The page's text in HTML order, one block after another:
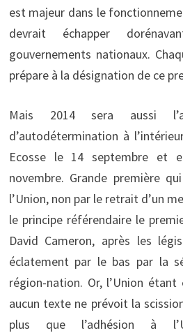
est majeur dans le
devrait échapper
gouvernements nationaux.
prépare à la désignation de ce
Mais 2014 sera aussi
d’autodétermination à
Ecosse le 14 septembre et
novembre. Grande première
l’Union, non par le retrait d’un
le principe référendaire le
David Cameron, après les
éclatement par le bas par la
région-nation. Or, l’Union
aucun texte ne prévoit la
plus que l’adhésion à